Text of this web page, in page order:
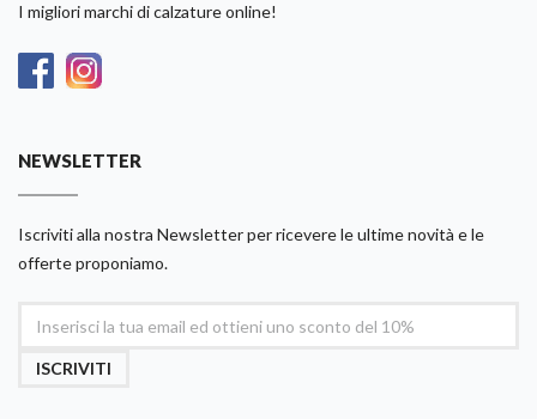
I migliori marchi di calzature online!
NEWSLETTER
Iscriviti alla nostra Newsletter per ricevere le ultime novità e le
offerte proponiamo.
ISCRIVITI